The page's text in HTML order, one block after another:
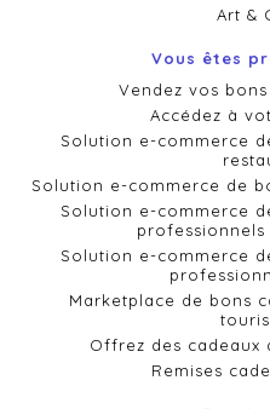
Art &
Vous êtes
Vendez vos
Accédez à
Solution e-commerce
Solution e-commerce de
Solution e-commerce
Solution e-commerce
Marketplace de bons
Offrez des cadeaux
Remises